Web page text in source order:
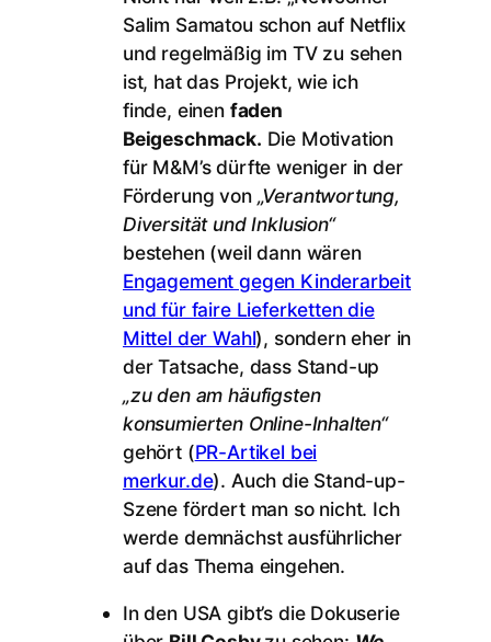
Salim Samatou schon auf Netflix
und regelmäßig im TV zu sehen
ist, hat das Projekt, wie ich
finde, einen faden
Beigeschmack. Die Motivation
für M&M’s dürfte weniger in der
Förderung von „Verantwortung,
Diversität und Inklusion“
bestehen (weil dann wären
Engagement gegen Kinderarbeit
und für faire Lieferketten die
Mittel der Wahl), sondern eher in
der Tatsache, dass Stand-up
„zu den am häufigsten
konsumierten Online-Inhalten“
gehört (PR-Artikel bei
merkur.de). Auch die Stand-up-
Szene fördert man so nicht. Ich
werde demnächst ausführlicher
auf das Thema eingehen.
In den USA gibt’s die Dokuserie